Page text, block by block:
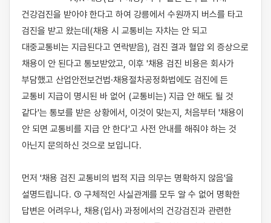
건강검진을 받아야 한다고 하여 강릉에서 수원까지 버스를 타고
검진을 받고 왔는데(채용 시 교통비는 자차는 안 되고
대중교통비는 지급된다고 연락받음), 검진 결과 혈압 외 증상으로
채용이 안 된다고 통보받았고, 이후 '채용 검진 비용은 회사가
부담했고 산업안전보건법·채용절차공정화법에도 검진에 든
교통비 지급이 명시된 바 없어 (교통비는) 지급 안 해도 될 것
같다'는 통보를 받은 상황에서, 이것이 맞는지, 처음부터 '채용이
안 되면 교통비를 지급 안 한다'고 사전 안내를 해줘야 하는 것
아닌지 문의하신 것으로 보입니다.
먼저 '채용 검진 교통비의 법적 지급 의무는 명확하지 않음'을
설명드립니다. ① 구체적인 사실관계를 모두 알 수 없어 명확한
답변은 어려우나, 채용(입사) 과정에서의 건강검진과 관련한